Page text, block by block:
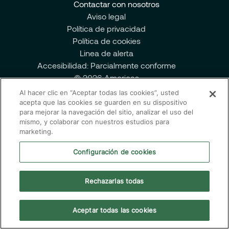
Servicios Gestionados
Contactar con nosotros
Aviso legal
Política de privacidad
Política de cookies
Linea de alerta
Accesibilidad: Parcialmente conforme
© 2026 Americas
Al hacer clic en “Aceptar todas las cookies”, usted
acepta que las cookies se guarden en su dispositivo
para mejorar la navegación del sitio, analizar el uso del
mismo, y colaborar con nuestros estudios para
marketing.
Configuración de cookies
Rechazarlas todas
Aceptar todas las cookies